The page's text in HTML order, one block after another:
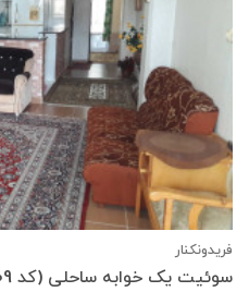
فریدونکنار
سوئیت یک خوابه ساحلی (کد 609)